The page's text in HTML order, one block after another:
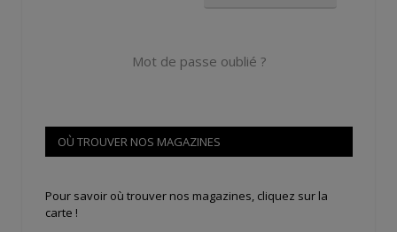
Mot de passe oublié ?
OÙ TROUVER NOS MAGAZINES
Pour savoir où trouver nos magazines, cliquez sur la
carte !